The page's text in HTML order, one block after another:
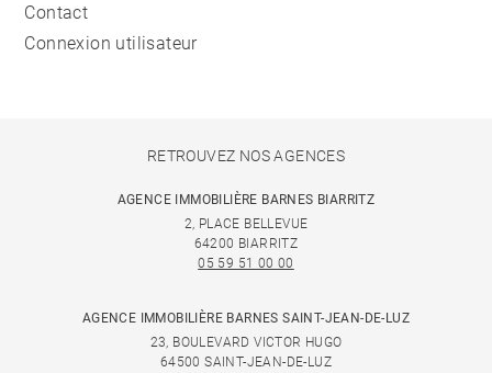
Contact
Connexion utilisateur
RETROUVEZ NOS AGENCES
AGENCE IMMOBILIÈRE BARNES BIARRITZ
2, PLACE BELLEVUE
64200 BIARRITZ
05 59 51 00 00
AGENCE IMMOBILIÈRE BARNES SAINT-JEAN-DE-LUZ
23, BOULEVARD VICTOR HUGO
64500 SAINT-JEAN-DE-LUZ